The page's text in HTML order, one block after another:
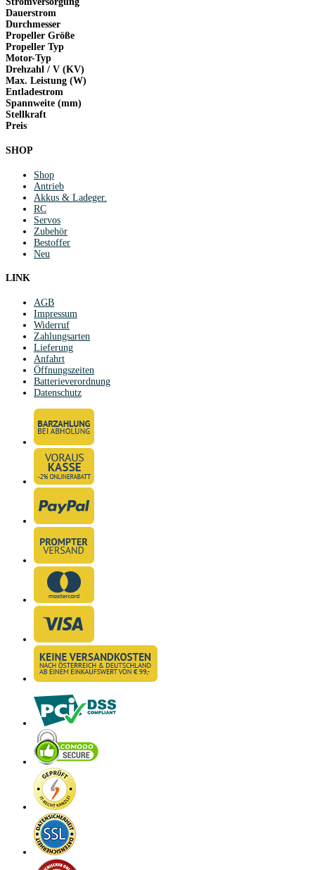
Dauerstrom
Durchmesser
Propeller Größe
Propeller Typ
Motor-Typ
Drehzahl / V (KV)
Max. Leistung (W)
Entladestrom
Spannweite (mm)
Stellkraft
Preis
SHOP
Shop
Antrieb
Akkus & Ladeger.
RC
Servos
Zubehör
Bestoffer
Neu
LINK
AGB
Impressum
Widerruf
Zahlungsarten
Lieferung
Anfahrt
Öffnungszeiten
Batterieverordnung
Datenschutz